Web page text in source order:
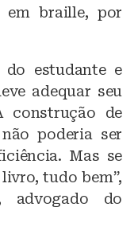
em braille, por
do estudante e
adequar seu
construção de
poderia ser
Mas se
tudo bem”,
advogado do